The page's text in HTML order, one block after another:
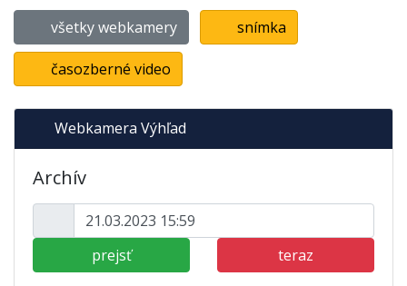
všetky webkamery snímka
časozberné video
Webkamera Výhľad
Archív
prejsť teraz